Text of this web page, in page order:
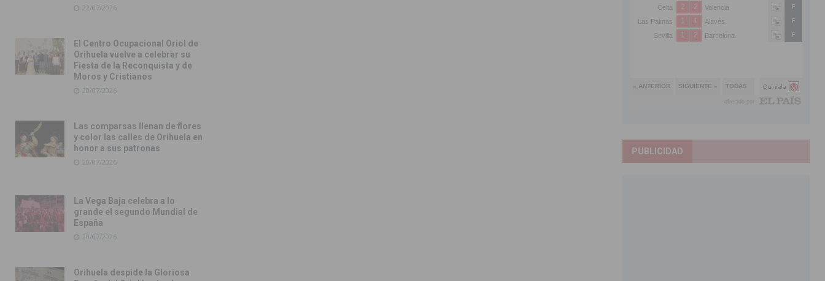
22/07/2026
El Centro Ocupacional Oriol de
Orihuela vuelve a celebrar su
Fiesta de la Reconquista y de
Moros y Cristianos
20/07/2026
Las comparsas llenan de flores
y color las calles de Orihuela en
honor a sus patronas
20/07/2026
La Vega Baja celebra a lo
grande el segundo Mundial de
España
20/07/2026
Orihuela despide la Gloriosa
PUBLICIDAD